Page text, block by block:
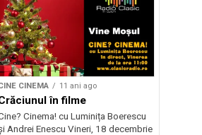
CINEMA 11 ani ago
în filme
Cinema! cu Luminița Boerescu
Andrei Enescu Vineri, 18 decembrie